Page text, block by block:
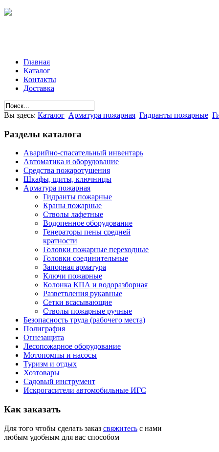
Главная
Каталог
Контакты
Доставка
Вы здесь: Каталог Арматура пожарная Гидранты пожарные
Разделы каталога
Аварийно-спасательный инвентарь
Автоматика и оборудование
Средства пожаротушения
Шкафы, щиты, ключницы
Арматура пожарная
Гидранты пожарные
Краны пожарные
Стволы лафетные
Водопенное оборудование
Генераторы пены средней
кратности
Головки пожарные переходные
Головки соединительные
Запорная арматура
Ключи пожарные
Колонка КПА и водоразборная
Разветвления рукавные
Сетки всасывающие
Стволы пожарные ручные
Безопасность труда (рабочего места)
Полиграфия
Огнезащита
Лесопожарное оборудование
Мотопомпы и насосы
Туризм и отдых
Хозтовары
Садовый инструмент
Искрогасители автомобильные ИГС
Как заказать
Для того чтобы сделать заказ свяжитесь с нами
любым удобным для вас способом